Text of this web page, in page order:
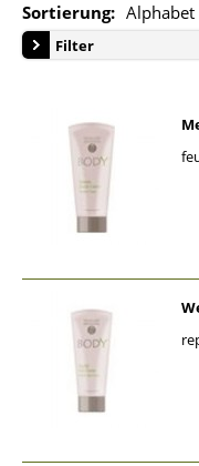
Sortierung: Alphabet
Filter